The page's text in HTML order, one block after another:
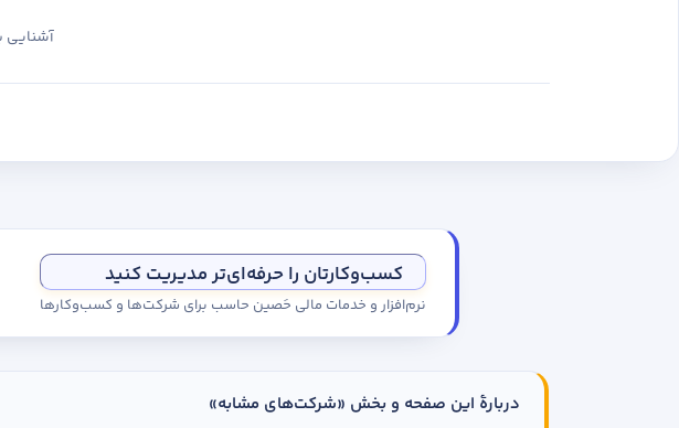
آشنایی
کسب‌وکارتان را حرفه‌ای‌تر مدیریت کنید
نرم‌افزار و خدمات مالی حَصین حاسب برای شرکت‌ها و کسب‌وکارها
دربارهٔ این صفحه و بخش «شرکت‌های مشابه»